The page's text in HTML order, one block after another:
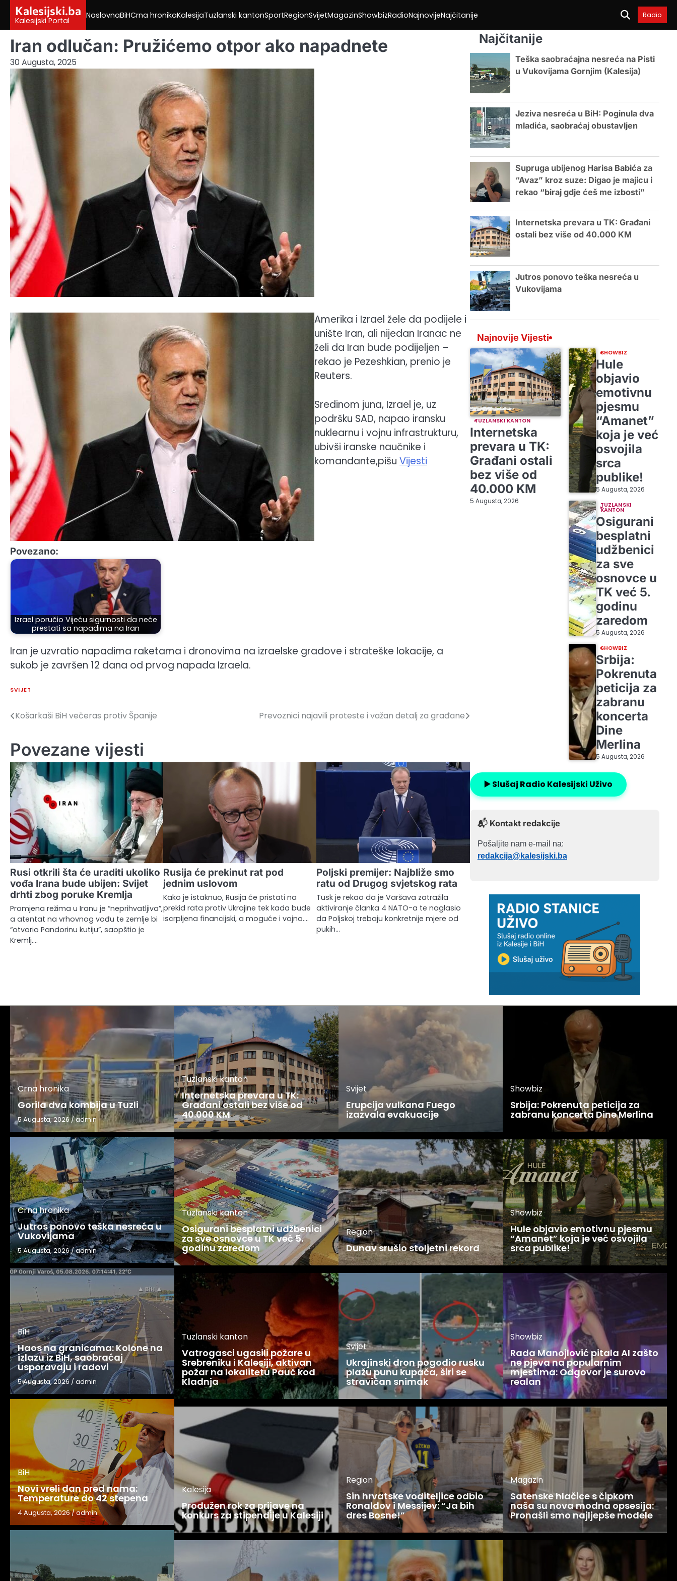
content
Kalesijski.ba
Kalesijski Portal
NaslovnaBiHCrna hronikaKalesijaTuzlanski kantonSportRegionSvijetMagazinShowbizRadioNajnovijeNajčitanije Radio
Iran odlučan: Pružićemo otpor ako napadnete
30 Augusta, 2025
Amerika i Izrael žele da podijele i
unište Iran, ali nijedan Iranac ne
želi da Iran bude podijeljen –
rekao je Pezeshkian, prenio je
Reuters.
Sredinom juna, Izrael je, uz
podršku SAD, napao iransku
nuklearnu i vojnu infrastrukturu,
ubivši iranske naučnike i
komandante,pišu Vijesti
Povezano:
Izrael poručio Vijeću sigurnosti da neće
prestati sa napadima na Iran
Iran je uzvratio napadima raketama i dronovima na izraelske gradove i strateške lokacije, a
sukob je završen 12 dana od prvog napada Izraela.
SVIJET
Navigacija
Košarkaši BiH večeras protiv Španije Prevoznici najavili proteste i važan detalj za građane
Povezane vijesti
Rusi otkrili šta će uraditi ukoliko
vođa Irana bude ubijen: Svijet
drhti zbog poruke Kremlja
Promjena režima u Iranu je “neprihvatljiva”,
a atentat na vrhovnog vođu te zemlje bi
“otvorio Pandorinu kutiju”, saopštio je
Kremlj.…
Rusija će prekinut rat pod
jednim uslovom
Kako je istaknuo, Rusija će pristati na
prekid rata protiv Ukrajine tek kada bude
iscrpljena financijski, a moguće i vojno.…
Poljski premijer: Najbliže smo
ratu od Drugog svjetskog rata
Tusk je rekao da je Varšava zatražila
aktiviranje članka 4 NATO-a te naglasio
da Poljskoj trebaju konkretnije mjere od
pukih…
Najčitanije
Teška saobraćajna nesreća na Pisti
u Vukovijama Gornjim (Kalesija)
Jeziva nesreća u BiH: Poginula dva
mladića, saobraćaj obustavljen
Supruga ubijenog Harisa Babića za
“Avaz” kroz suze: Digao je majicu i
rekao “biraj gdje ćeš me izbosti”
Internetska prevara u TK: Građani
ostali bez više od 40.000 KM
Jutros ponovo teška nesreća u
Vukovijama
Najnovije Vijesti
TUZLANSKI KANTON
Internetska
prevara u TK:
Građani ostali
bez više od
40.000 KM
5 Augusta, 2026
SHOWBIZ
Hule
objavio
emotivnu
pjesmu
“Amanet”
koja je već
osvojila
srca
publike!
5 Augusta, 2026
TUZLANSKI
KANTON
Osigurani
besplatni
udžbenici
za sve
osnovce u
TK već 5.
godinu
zaredom
5 Augusta, 2026
SHOWBIZ
Srbija:
Pokrenuta
peticija za
zabranu
koncerta
Dine
Merlina
5 Augusta, 2026
▶️ Slušaj Radio Kalesijski Uživo
📬 Kontakt redakcije
Pošaljite nam e-mail na:
redakcija@kalesijski.ba
Crna hronika
Gorila dva kombija u Tuzli
5 Augusta, 2026/admin
Crna hronika
Jutros ponovo teška nesreća u
Vukovijama
5 Augusta, 2026/admin
BiH
Haos na granicama: Kolone na
izlazu iz BiH, saobraćaj
usporavaju i radovi
5 Augusta, 2026 /admin
BiH
Novi vreli dan pred nama:
Temperature do 42 stepena
4 Augusta, 2026/admin
Tuzlanski kanton
Internetska prevara u TK:
Građani ostali bez više od
40.000 KM
Tuzlanski kanton
Osigurani besplatni udžbenici
za sve osnovce u TK već 5.
godinu zaredom
Tuzlanski kanton
Vatrogasci ugasili požare u
Srebreniku i Kalesiji, aktivan
požar na lokalitetu Pauč kod
Kladnja
Kalesija
Produžen rok za prijave na
konkurs za stipendije u Kalesiji
Svijet
Erupcija vulkana Fuego
izazvala evakuacije
Region
Dunav srušio stoljetni rekord
Svijet
Ukrajinski dron pogodio rusku
plažu punu kupača, širi se
stravičan snimak
Region
Sin hrvatske voditeljice odbio
Ronaldov i Messijev: “Ja bih
dres Bosne!”
Showbiz
Srbija: Pokrenuta peticija za
zabranu koncerta Dine Merlina
Showbiz
Hule objavio emotivnu pjesmu
“Amanet” koja je već osvojila
srca publike!
Showbiz
Rada Manojlović pitala AI zašto
ne pjeva na popularnim
mjestima: Odgovor je surovo
realan
Magazin
Satenske hlačice s čipkom
naša su nova modna opsesija:
Pronašli smo najljepše modele